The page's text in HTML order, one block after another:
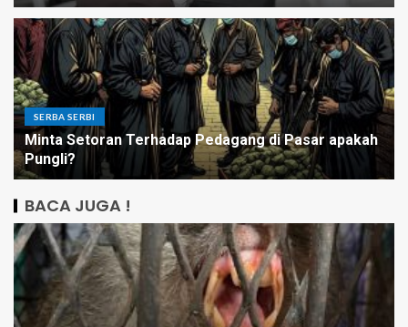
SERBA SERBI
Minta Setoran Terhadap Pedagang di Pasar apakah
Pungli?
BACA JUGA !